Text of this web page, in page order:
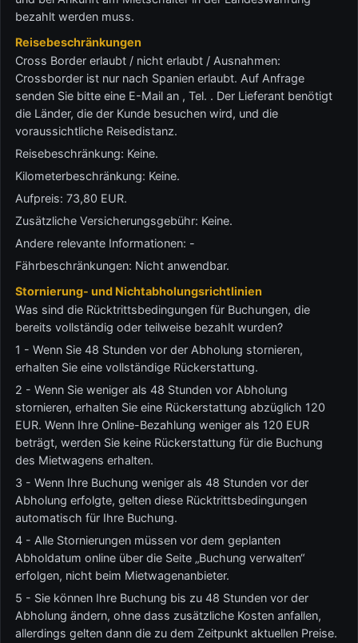
bezahlt werden muss.
Reisebeschränkungen
Cross Border erlaubt / nicht erlaubt / Ausnahmen:
Crossborder ist nur nach Spanien erlaubt. Auf Anfrage
senden Sie bitte eine E-Mail an , Tel. . Der Lieferant benötigt
die Länder, die der Kunde besuchen wird, und die
voraussichtliche Reisedistanz.
Reisebeschränkung: Keine.
Kilometerbeschränkung: Keine.
Aufpreis: 73,80 EUR.
Zusätzliche Versicherungsgebühr: Keine.
Andere relevante Informationen: -
Fährbeschränkungen: Nicht anwendbar.
Stornierung- und Nichtabholungsrichtlinien
Was sind die Rücktrittsbedingungen für Buchungen, die
bereits vollständig oder teilweise bezahlt wurden?
1 - Wenn Sie 48 Stunden vor der Abholung stornieren,
erhalten Sie eine vollständige Rückerstattung.
2 - Wenn Sie weniger als 48 Stunden vor Abholung
stornieren, erhalten Sie eine Rückerstattung abzüglich 120
EUR. Wenn Ihre Online-Bezahlung weniger als 120 EUR
beträgt, werden Sie keine Rückerstattung für die Buchung
des Mietwagens erhalten.
3 - Wenn Ihre Buchung weniger als 48 Stunden vor der
Abholung erfolgte, gelten diese Rücktrittsbedingungen
automatisch für Ihre Buchung.
4 - Alle Stornierungen müssen vor dem geplanten
Abholdatum online über die Seite „Buchung verwalten“
erfolgen, nicht beim Mietwagenanbieter.
5 - Sie können Ihre Buchung bis zu 48 Stunden vor der
Abholung ändern, ohne dass zusätzliche Kosten anfallen,
allerdings gelten dann die zu dem Zeitpunkt aktuellen Preise.